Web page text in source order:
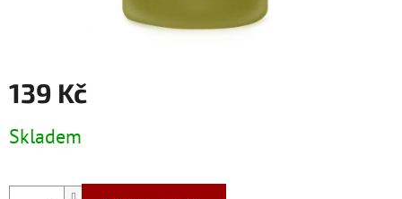
139 Kč
cena:
Skladem